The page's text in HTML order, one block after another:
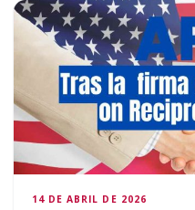
14 DE ABRIL DE 2026